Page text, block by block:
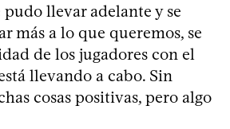
pudo llevar adelante y se
más a lo que queremos, se
de los jugadores con el
llevando a cabo. Sin
cosas positivas, pero algo